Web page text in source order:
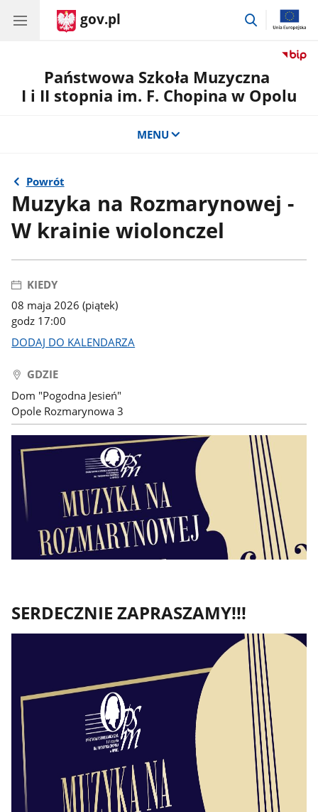
gov.pl
przejdź
Państwowa Szkoła Muzyczna
I i II stopnia im. F. Chopina w Opolu
MENU
Powrót
Muzyka na Rozmarynowej -
W krainie wiolonczel
KIEDY
08 maja 2026 (piątek)
godz 17:00
DODAJ DO KALENDARZA
GDZIE
Dom "Pogodna Jesień"
Opole Rozmarynowa 3
SERDECZNIE ZAPRASZAMY!!!